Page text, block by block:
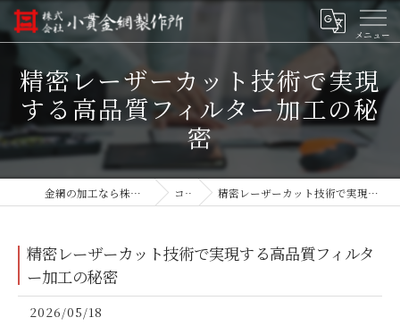
精密レーザーカット技術で実現
する高品質フィルター加工の秘
密
金網の加工なら株式会社小貫金網製作所 コラム 精密レーザーカット技術で実現する高品質フィルター加工の秘密
精密レーザーカット技術で実現する高品質フィルタ
ー加工の秘密
2026/05/18